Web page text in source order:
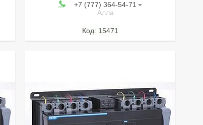
+7 (777) 364-54-71
Алла
15471